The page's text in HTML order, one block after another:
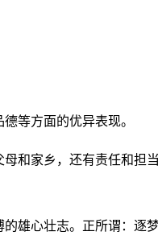
等方面的优异表现。
和家乡，还有责任和担
雄心壮志。正所谓：逐